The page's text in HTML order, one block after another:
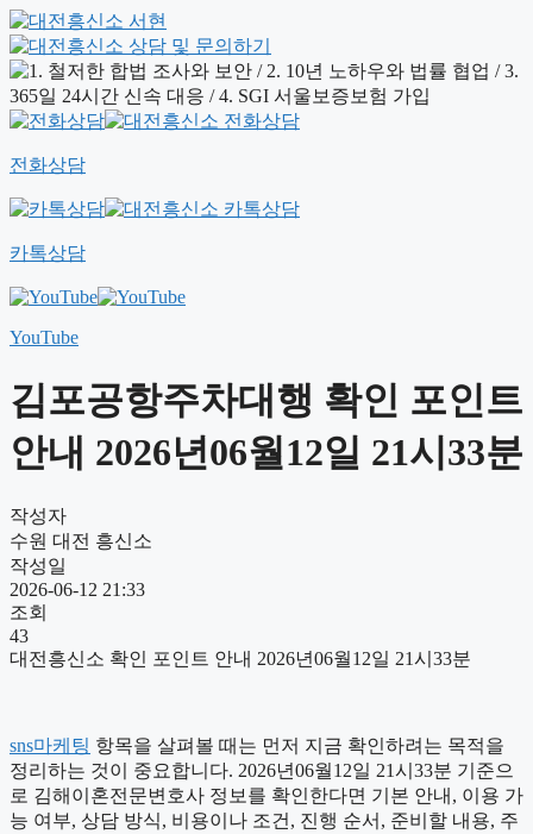
전화상담
카톡상담
YouTube
김포공항주차대행 확인 포인트
안내 2026년06월12일 21시33분
작성자
수원 대전 흥신소
작성일
2026-06-12 21:33
조회
43
대전흥신소 확인 포인트 안내 2026년06월12일 21시33분
sns마케팅 항목을 살펴볼 때는 먼저 지금 확인하려는 목적을
정리하는 것이 중요합니다. 2026년06월12일 21시33분 기준으
로 김해이혼전문변호사 정보를 확인한다면 기본 안내, 이용 가
능 여부, 상담 방식, 비용이나 조건, 진행 순서, 준비할 내용, 주